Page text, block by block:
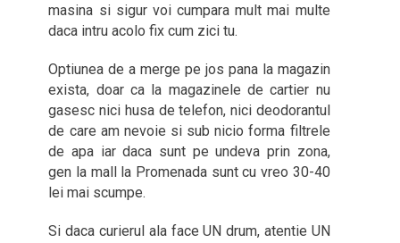
masina si sigur voi cumpara mult mai multe
daca intru acolo fix cum zici tu.
Optiunea de a merge pe jos pana la magazin
exista, doar ca la magazinele de cartier nu
gasesc nici husa de telefon, nici deodorantul
de care am nevoie si sub nicio forma filtrele
de apa iar daca sunt pe undeva prin zona,
gen la mall la Promenada sunt cu vreo 30-40
lei mai scumpe.
Si daca curierul ala face UN drum, atentie UN